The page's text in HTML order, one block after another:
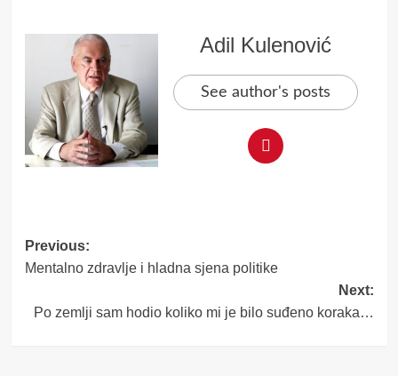
Adil Kulenović
See author's posts
Post
navigation
Previous:
Mentalno zdravlje i hladna sjena politike
Next:
Po zemlji sam hodio koliko mi je bilo suđeno koraka…